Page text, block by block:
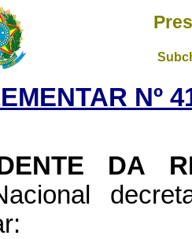
Nº
DA